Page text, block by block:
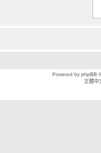
Powered by phpBB
正體中